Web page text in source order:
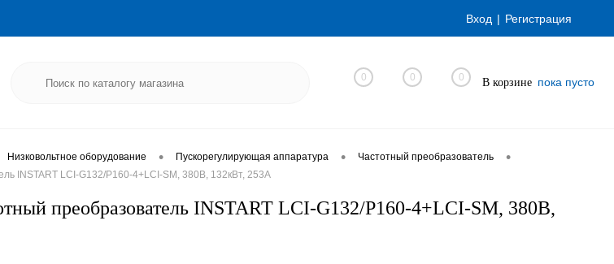
Вход Регистрация
0 0 0 В корзине пока пусто
Низковольтное оборудование • Пускорегулирующая аппаратура • Частотный преобразователь •
INSTART LCI-G132/P160-4+LCI-SM, 380В, 132кВт, 253А
преобразователь INSTART LCI-G132/P160-4+LCI-SM, 380В,